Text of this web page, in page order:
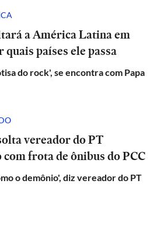
a América Latina em
países ele passa
do rock', se encontra com Papa
vereador do PT
frota de ônibus do PCC
o demônio', diz vereador do PT